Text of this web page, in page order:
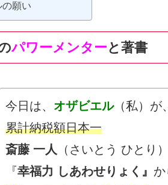
願い
パワーメンターと著書
今日は、 オザビエル（私）が、
累計納税額日本一
斎藤 一人
（さいとう ひとり
『幸福力 しあわせりょく』